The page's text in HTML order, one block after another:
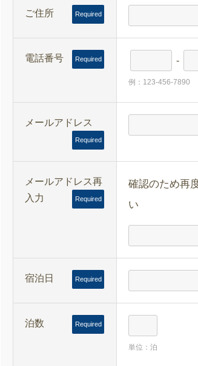
ご住所 Required
電話番号 Required -
例：123-456-7890
メールアドレス
Required
メールアドレス再
入力
Required
確認のため再
い
宿泊日 Required
泊数 Required
単位：泊